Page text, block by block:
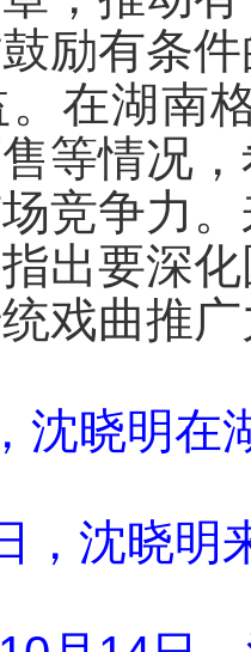
励有条
在湖南
等情况
竞争力
出要深
戏曲推
沈晓明在
，沈晓明